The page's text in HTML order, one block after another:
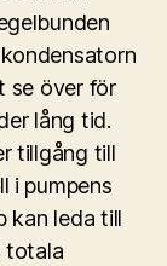
se över för
lång tid.
tillgång till
i pumpens
kan leda till
totala